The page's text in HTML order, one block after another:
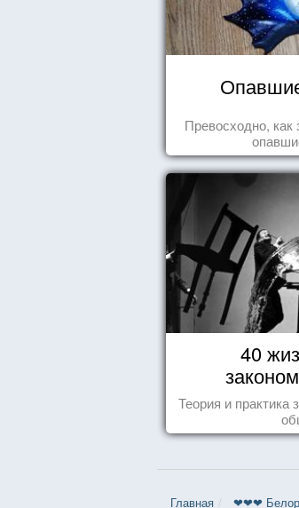
Превосходно, как
40
Теория и
Главная ❤❤❤